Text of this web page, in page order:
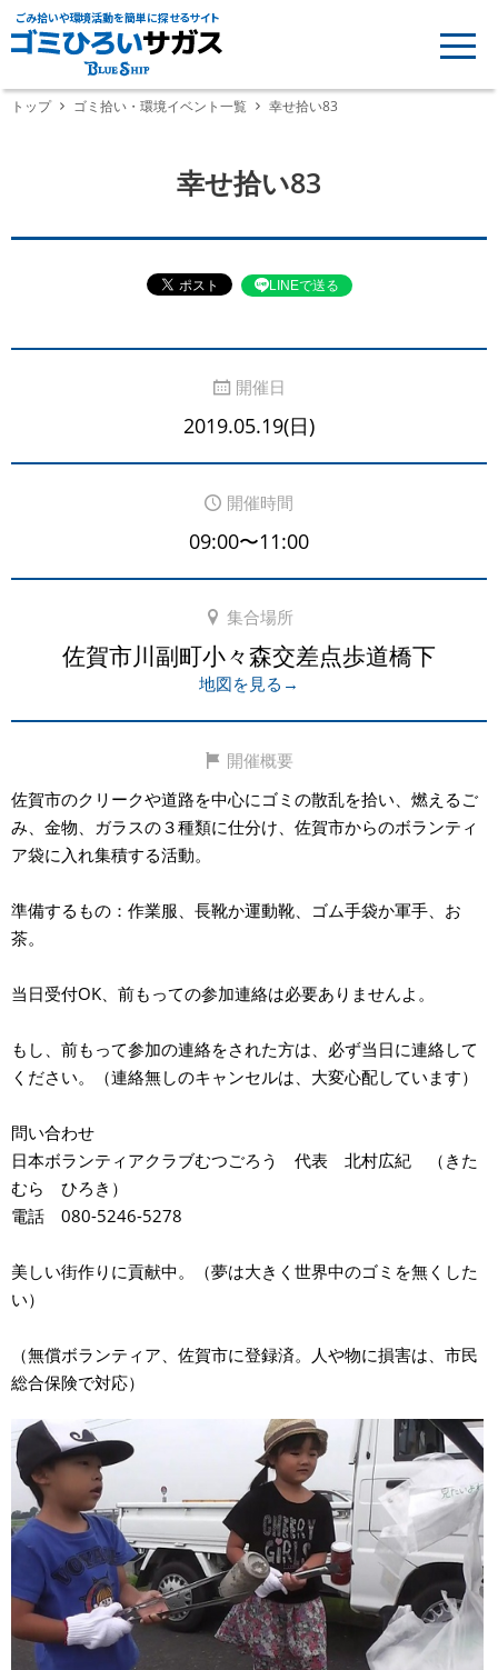
ごみ拾いや環境活動を簡単に探せるサイト
トップ ゴミ拾い・環境イベント一覧 幸せ拾い83
幸せ拾い83
LINEで送る
開催日
2019.05.19(日)
開催時間
09:00〜11:00
集合場所
佐賀市川副町小々森交差点歩道橋下
地図を見る→
開催概要
佐賀市のクリークや道路を中心にゴミの散乱を拾い、燃えるご
み、金物、ガラスの３種類に仕分け、佐賀市からのボランティ
ア袋に入れ集積する活動。
準備するもの：作業服、長靴か運動靴、ゴム手袋か軍手、お
茶。
当日受付OK、前もっての参加連絡は必要ありませんよ。
もし、前もって参加の連絡をされた方は、必ず当日に連絡して
ください。（連絡無しのキャンセルは、大変心配しています）
問い合わせ
日本ボランティアクラブむつごろう 代表 北村広紀 （きた
むら ひろき）
電話 080-5246-5278
美しい街作りに貢献中。（夢は大きく世界中のゴミを無くした
い）
（無償ボランティア、佐賀市に登録済。人や物に損害は、市民
総合保険で対応）